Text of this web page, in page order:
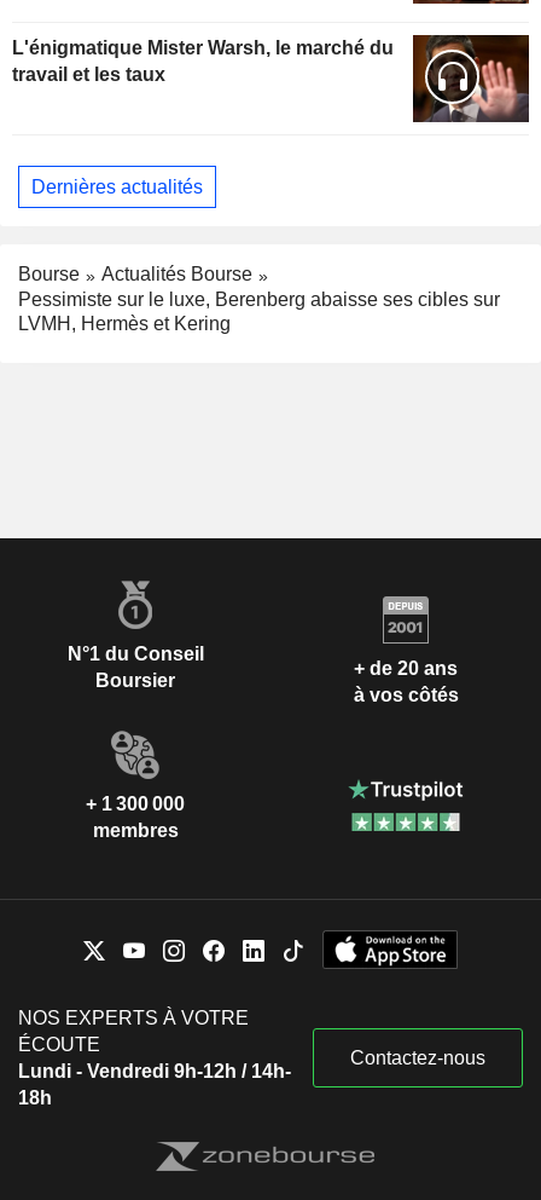
L'énigmatique Mister Warsh, le marché du
travail et les taux
Dernières actualités
Bourse
Actualités Bourse
Pessimiste sur le luxe, Berenberg abaisse ses cibles sur
LVMH, Hermès et Kering
N°1 du Conseil
Boursier
+ de 20 ans
à vos côtés
+ 1 300 000
membres
NOS EXPERTS À VOTRE
ÉCOUTE
Lundi - Vendredi 9h-12h / 14h-
18h
Contactez-nous